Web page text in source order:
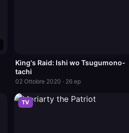
King's Raid: Ishi wo Tsugumono-
tachi
02 Ottobre 2020 · 26 ep
TV